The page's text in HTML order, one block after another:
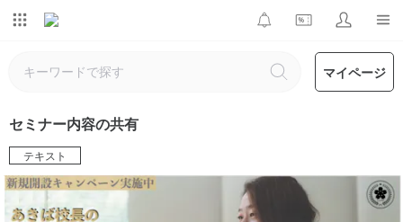
マイページ
セミナー内容の共有
テキスト